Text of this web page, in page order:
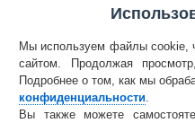
отрастить
блестящие
выбирать
Мы используем файлы cookie,
сайтом. Продолжая
Подробнее о том, как мы
конфиденциальности
Вы также можете